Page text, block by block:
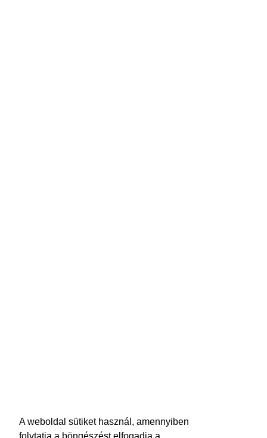
A weboldal sütiket használ, amennyiben
folytatja a böngészést elfogadja a